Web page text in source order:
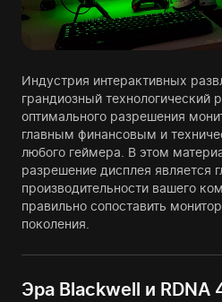
Индустрия интерактивных
грандиозный технологический
оптимального разрешения
главным финансовым и
любого геймера. В этом
разрешение дисплея является
производительности вашего
правильно сопоставить
поколения.
Эра Blackwell и RDNA